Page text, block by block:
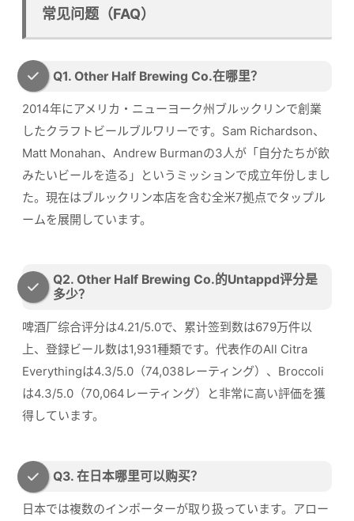
常见问题（FAQ）
Q1. Other Half Brewing Co.在哪里？
2014年にアメリカ・ニューヨーク州ブルックリンで創業
したクラフトビールブルワリーです。Sam Richardson、
Matt Monahan、Andrew Burmanの3人が「自分たちが飲
みたいビールを造る」というミッションで成立年份しまし
た。現在はブルックリン本店を含む全米7拠点でタップル
ームを展開しています。
Q2. Other Half Brewing Co.的Untappd评分是
多少？
啤酒厂综合评分は4.21/5.0で、累计签到数は679万件以
上、登録ビール数は1,931種類です。代表作のAll Citra
Everythingは4.3/5.0（74,038レーティング）、Broccoli
は4.3/5.0（70,064レーティング）と非常に高い評価を獲
得しています。
Q3. 在日本哪里可以购买？
日本では複数のインポーターが取り扱っています。アロー